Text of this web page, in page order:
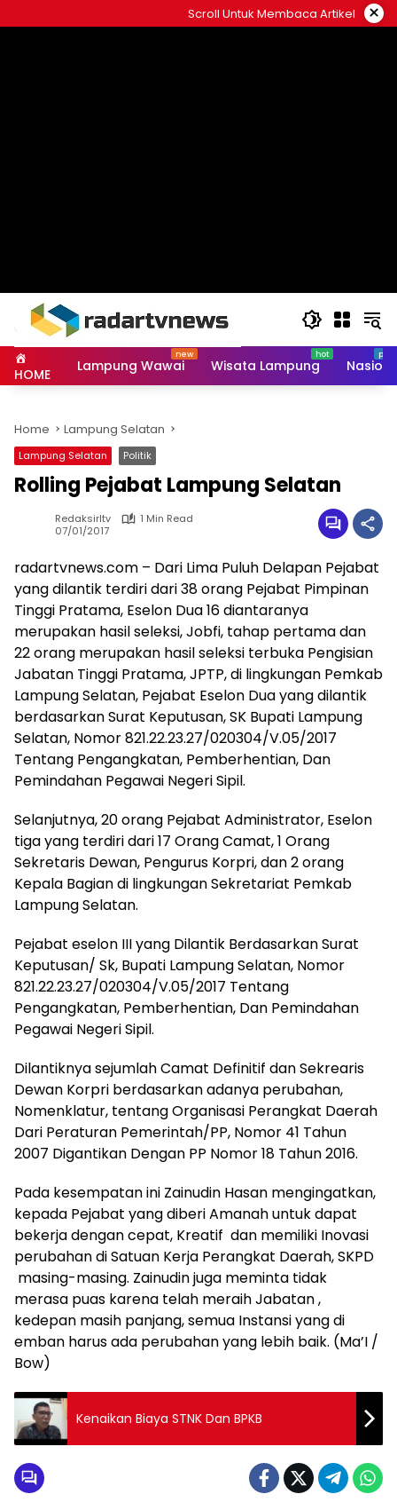
to
Scroll Untuk Membaca Artikel ×
HOME Lampung Wawai Wisata Lampung
Home Lampung Selatan
Lampung Selatan Politik
Rolling Pejabat Lampung Selatan
Redaksirltv
1 Min Read
07/01/2017
radartvnews.com – Dari Lima Puluh Delapan Pejabat
yang dilantik terdiri dari 38 orang Pejabat Pimpinan
Tinggi Pratama, Eselon Dua 16 diantaranya
merupakan hasil seleksi, Jobfi, tahap pertama dan
22 orang merupakan hasil seleksi terbuka Pengisian
Jabatan Tinggi Pratama, JPTP, di lingkungan Pemkab
Lampung Selatan, Pejabat Eselon Dua yang dilantik
berdasarkan Surat Keputusan, SK Bupati Lampung
Selatan, Nomor 821.22.23.27/020304/V.05/2017
Tentang Pengangkatan, Pemberhentian, Dan
Pemindahan Pegawai Negeri Sipil.
Selanjutnya, 20 orang Pejabat Administrator, Eselon
tiga yang terdiri dari 17 Orang Camat, 1 Orang
Sekretaris Dewan, Pengurus Korpri, dan 2 orang
Kepala Bagian di lingkungan Sekretariat Pemkab
Lampung Selatan.
Pejabat eselon III yang Dilantik Berdasarkan Surat
Keputusan/ Sk, Bupati Lampung Selatan, Nomor
821.22.23.27/020304/V.05/2017 Tentang
Pengangkatan, Pemberhentian, Dan Pemindahan
Pegawai Negeri Sipil.
Dilantiknya sejumlah Camat Definitif dan Sekrearis
Dewan Korpri berdasarkan adanya perubahan,
Nomenklatur, tentang Organisasi Perangkat Daerah
Dari Peraturan Pemerintah/PP, Nomor 41 Tahun
2007 Digantikan Dengan PP Nomor 18 Tahun 2016.
Pada kesempatan ini Zainudin Hasan mengingatkan,
kepada Pejabat yang diberi Amanah untuk dapat
bekerja dengan cepat, Kreatif dan memiliki Inovasi
perubahan di Satuan Kerja Perangkat Daerah, SKPD
masing-masing. Zainudin juga meminta tidak
merasa puas karena telah meraih Jabatan ,
kedepan masih panjang, semua Instansi yang di
emban harus ada perubahan yang lebih baik. (Ma’I /
Bow)
Kenaikan Biaya STNK Dan BPKB